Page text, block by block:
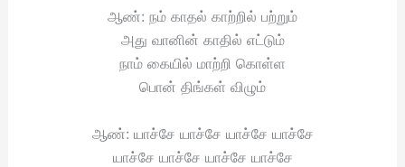
ஆண்: நம் காதல் காற்றில் பற்றும்
அது வானின் காதில் எட்டும்
நாம் கையில் மாற்றி கொள்ள
பொன் திங்கள் விழும்
ஆண்: யாச்சே யாச்சே யாச்சே யாச்சே
யாச்சே யாச்சே யாச்சே யாச்சே